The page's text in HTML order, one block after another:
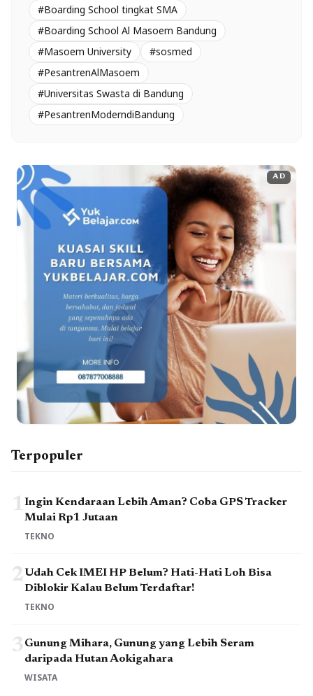
#Boarding School tingkat SMA
#Boarding School Al Masoem Bandung
#Masoem University
#sosmed
#PesantrenAlMasoem
#Universitas Swasta di Bandung
#PesantrenModerndiBandung
AD
Terpopuler
1Ingin Kendaraan Lebih Aman? Coba GPS Tracker
Mulai Rp1 Jutaan
TEKNO
2Udah Cek IMEI HP Belum? Hati-Hati Loh Bisa
Diblokir Kalau Belum Terdaftar!
TEKNO
3Gunung Mihara, Gunung yang Lebih Seram
daripada Hutan Aokigahara
WISATA